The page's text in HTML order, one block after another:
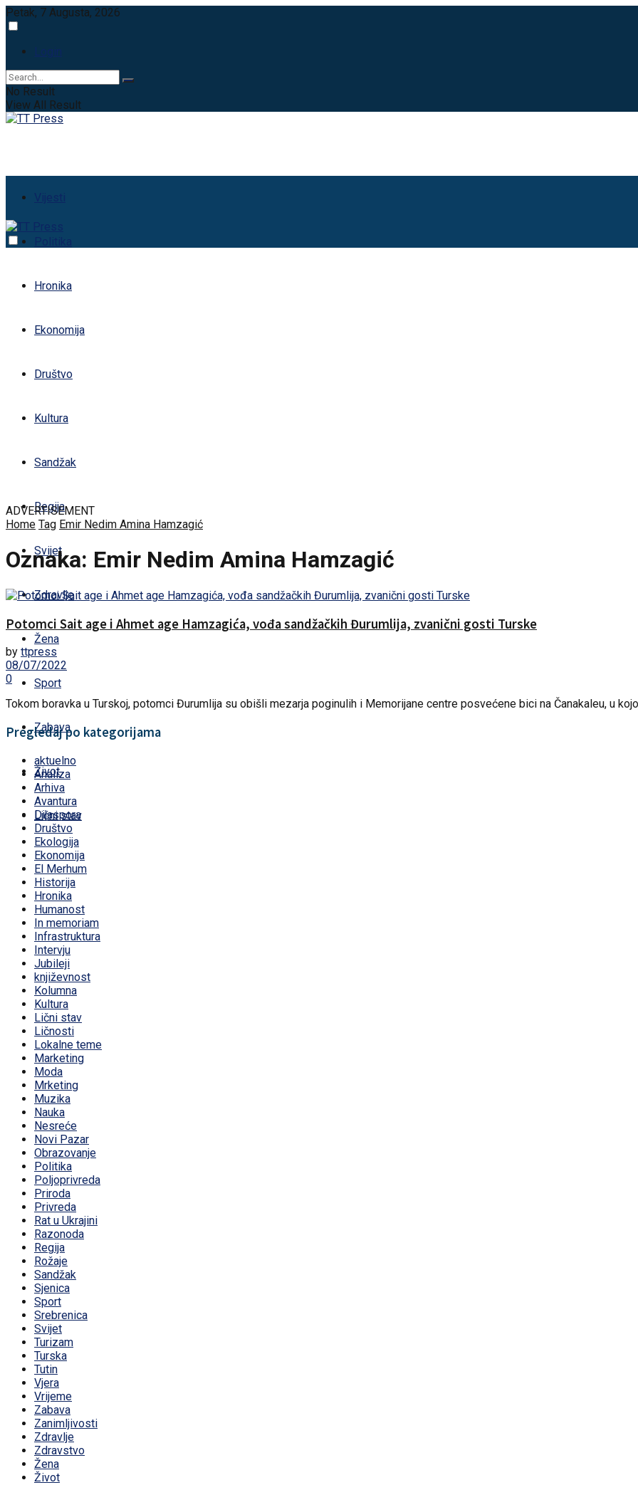
Petak, 7 Augusta, 2026
Login
No Result
View All Result
Vijesti
Politika
Hronika
Ekonomija
Društvo
Kultura
Sandžak
Regija
Svijet
Zdravlje
Žena
Sport
Zabava
Život
Lični stav
ADVERTISEMENT
Home Tag Emir Nedim Amina Hamzagić
Oznaka: Emir Nedim Amina Hamzagić
Potomci Sait age i Ahmet age Hamzagića, vođa sandžačkih Đurumlija, zvanični gosti Turske
by ttpress
08/07/2022
0
Tokom boravka u Turskoj, potomci Đurumlija su obišli mezarja poginulih i Memorijane centre posvećene bici na Čanakaleu, u
Pregledaj po kategorijama
aktuelno
Analiza
Arhiva
Avantura
Dijaspora
Društvo
Ekologija
Ekonomija
El Merhum
Historija
Hronika
Humanost
In memoriam
Infrastruktura
Intervju
Jubileji
književnost
Kolumna
Kultura
Lični stav
Ličnosti
Lokalne teme
Marketing
Moda
Mrketing
Muzika
Nauka
Nesreće
Novi Pazar
Obrazovanje
Politika
Poljoprivreda
Priroda
Privreda
Rat u Ukrajini
Razonoda
Regija
Rožaje
Sandžak
Sjenica
Sport
Srebrenica
Svijet
Turizam
Turska
Tutin
Vjera
Vrijeme
Zabava
Zanimljivosti
Zdravlje
Zdravstvo
Žena
Život